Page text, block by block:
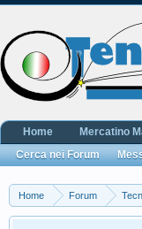
Home Forum
Home Mercatino
Cerca nei Forum